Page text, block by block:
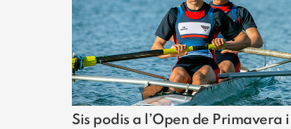
Sis podis a l’Open de Primavera i